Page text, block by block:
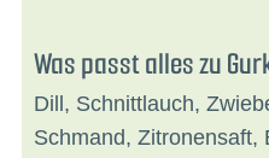
Was passt alles zu
Dill, Schnittlauch,
Schmand, Zitronensaft,